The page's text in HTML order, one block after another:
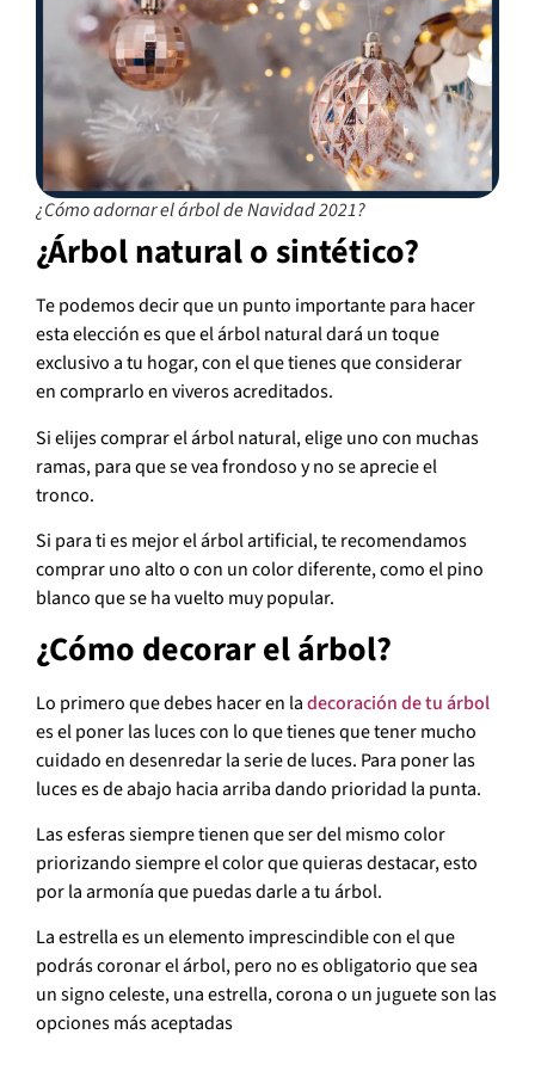
¿Cómo adornar el árbol de Navidad 2021?
¿Árbol natural o sintético?
Te podemos decir que un punto importante para hacer
esta elección es que el árbol natural dará un toque
exclusivo a tu hogar, con el que tienes que considerar
en comprarlo en viveros acreditados.
Si elijes comprar el árbol natural, elige uno con muchas
ramas, para que se vea frondoso y no se aprecie el
tronco.
Si para ti es mejor el árbol artificial, te recomendamos
comprar uno alto o con un color diferente, como el pino
blanco que se ha vuelto muy popular.
¿Cómo decorar el árbol?
Lo primero que debes hacer en ladecoración de tu árbol
es el poner las luces con lo que tienes que tener mucho
cuidado en desenredar la serie de luces. Para poner las
luces es de abajo hacia arriba dando prioridad la punta.
Las esferas siempre tienen que ser del mismo color
priorizando siempre el color que quieras destacar, esto
por la armonía que puedas darle a tu árbol.
La estrella es un elemento imprescindible con el que
podrás coronar el árbol, pero no es obligatorio que sea
un signo celeste, una estrella, corona o un juguete son las
opciones más aceptadas